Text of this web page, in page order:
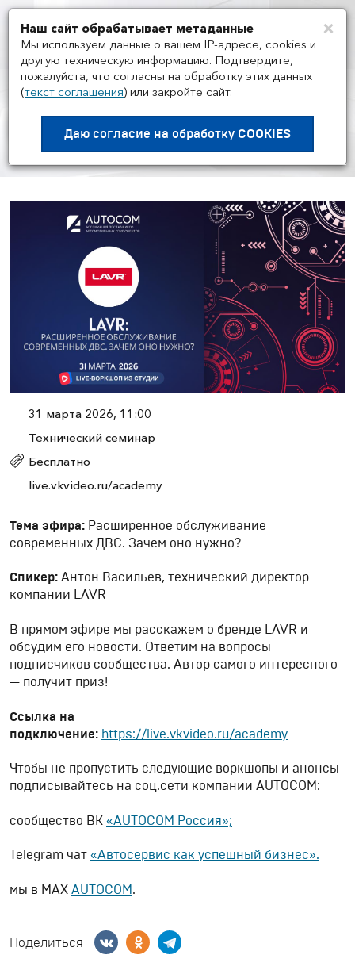
МЕРОПРИЯТИЯ/
Воркшоп Академии AUTOCOM
с представителем бренда LAVR
31 марта 2026, 11:00
Технический семинар
Бесплатно
live.vkvideo.ru/academy
Тема эфира: Расширенное обслуживание
современных ДВС. Зачем оно нужно?
Спикер: Антон Васильев, технический директор
компании LAVR
В прямом эфире мы расскажем о бренде LAVR и
обсудим его новости. Ответим на вопросы
подписчиков сообщества. Автор самого интересного
— получит приз!
Ссылка на
подключение: https://live.vkvideo.ru/academy
Чтобы не пропустить следующие воркшопы и анонсы
подписывайтесь на соц.сети компании AUTOCOM:
сообщество ВК «AUTOCOM Россия»;
Telegram чат «Автосервис как успешный бизнес».
мы в МАХ AUTOCOM.
Поделиться
×
Наш сайт обрабатывает метаданные
Мы используем данные о вашем IP-адресе, cookies и
другую техническую информацию. Подтвердите,
пожалуйста, что согласны на обработку этих данных
(текст соглашения) или закройте сайт.
Даю согласие на обработку COOKIES